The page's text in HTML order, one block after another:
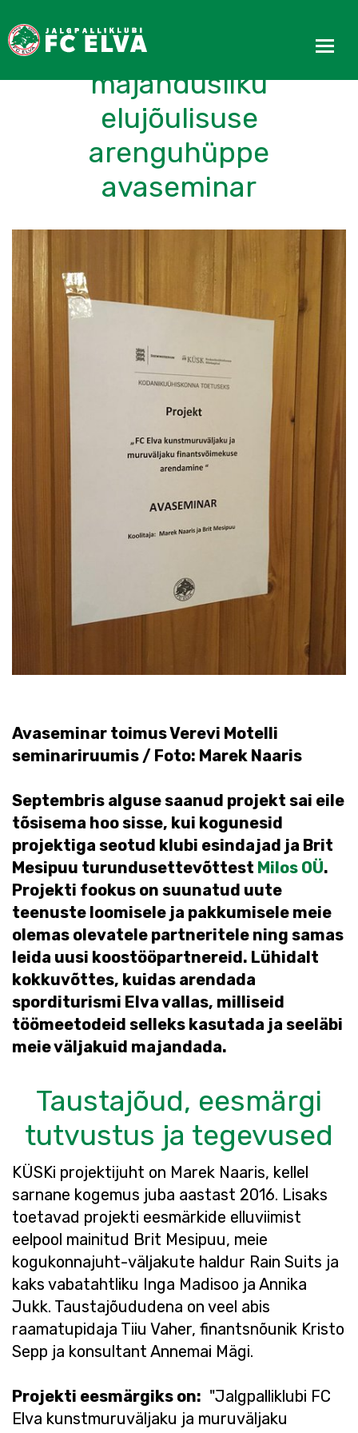
Toimus KÜSKi FC Elva
majandusliku
elujõulisuse
arenguhüppe
avaseminar
Avaseminar toimus Verevi Motelli
seminariruumis / Foto: Marek Naaris
Septembris alguse saanud projekt sai eile
tõsisema hoo sisse, kui kogunesid
projektiga seotud klubi esindajad ja Brit
Mesipuu turundusettevõttest Milos OÜ.
Projekti fookus on suunatud uute
teenuste loomisele ja pakkumisele meie
olemas olevatele partneritele ning samas
leida uusi koostööpartnereid. Lühidalt
kokkuvõttes, kuidas arendada
sporditurismi Elva vallas, milliseid
töömeetodeid selleks kasutada ja seeläbi
meie väljakuid majandada.
Taustajõud, eesmärgi
tutvustus ja tegevused
KÜSKi projektijuht on Marek Naaris, kellel
sarnane kogemus juba aastast 2016. Lisaks
toetavad projekti eesmärkide elluviimist
eelpool mainitud Brit Mesipuu, meie
kogukonnajuht-väljakute haldur Rain Suits ja
kaks vabatahtliku Inga Madisoo ja Annika
Jukk. Taustajõududena on veel abis
raamatupidaja Tiiu Vaher, finantsnõunik Kristo
Sepp ja konsultant Annemai Mägi.
Projekti eesmärgiks on: "Jalgpalliklubi FC
Elva kunstmuruväljaku ja muruväljaku